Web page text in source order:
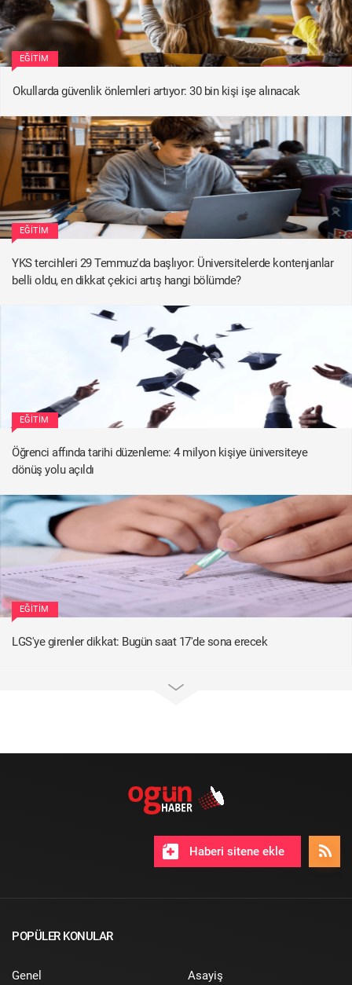
EĞITIM
Okullarda güvenlik önlemleri artıyor: 30 bin kişi işe alınacak
EĞITIM
YKS tercihleri 29 Temmuz'da başlıyor: Üniversitelerde kontenjanlar
belli oldu, en dikkat çekici artış hangi bölümde?
EĞITIM
Öğrenci affında tarihi düzenleme: 4 milyon kişiye üniversiteye
dönüş yolu açıldı
EĞITIM
LGS'ye girenler dikkat: Bugün saat 17'de sona erecek
Haberi sitene ekle
POPÜLER KONULAR
Genel
Asayiş